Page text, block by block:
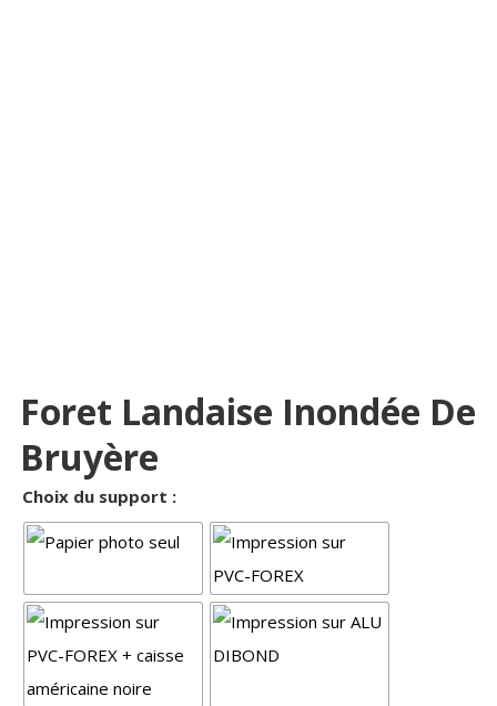
Foret Landaise Inondée De
Bruyère
Choix du support :